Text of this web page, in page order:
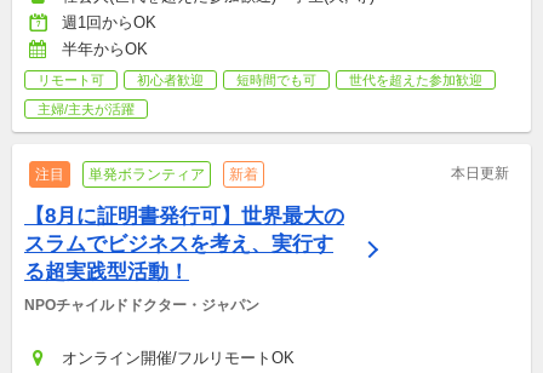
週1回からOK
半年からOK
リモート可 初心者歓迎 短時間でも可
世代を超えた参加歓迎
主婦/主夫が活躍
注目 単発ボランティア 新着 本日更新
【8月に証明書発行可】世界最大の
スラムでビジネスを考え、実行す
る超実践型活動！
NPOチャイルドドクター・ジャパン
オンライン開催/フルリモートOK